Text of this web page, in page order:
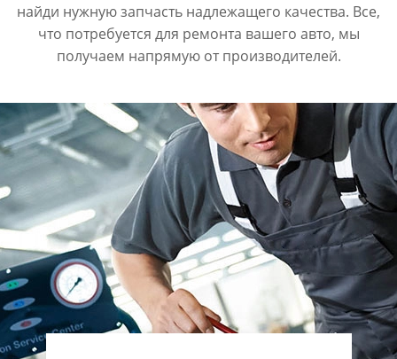
найди нужную запчасть надлежащего качества. Все,
что потребуется для ремонта вашего авто, мы
получаем напрямую от производителей.